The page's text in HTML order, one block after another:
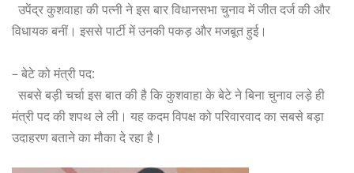
उपेंद्र कुशवाहा की पत्नी ने इस बार विधानसभा चुनाव में जीत दर्ज की और
विधायक बनीं। इससे पार्टी में उनकी पकड़ और मजबूत हुई।
– बेटे को मंत्री पद:
सबसे बड़ी चर्चा इस बात की है कि कुशवाहा के बेटे ने बिना चुनाव लड़े ही
मंत्री पद की शपथ ले ली। यह कदम विपक्ष को परिवारवाद का सबसे बड़ा
उदाहरण बताने का मौका दे रहा है।